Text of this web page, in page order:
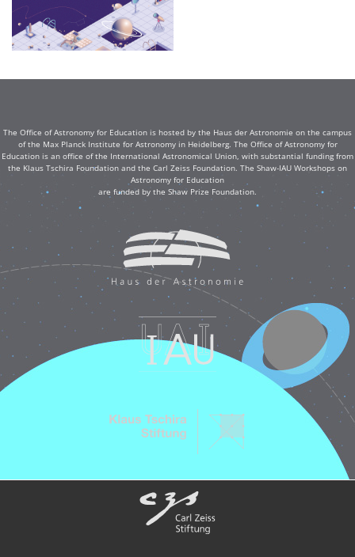
The Office of Astronomy for Education is hosted by the Haus der Astronomie on the campus
of the Max Planck Institute for Astronomy in Heidelberg. The Office of Astronomy for
Education is an office of the International Astronomical Union, with substantial funding from
the Klaus Tschira Foundation and the Carl Zeiss Foundation. The Shaw-IAU Workshops on
Astronomy for Education
are funded by the Shaw Prize Foundation.